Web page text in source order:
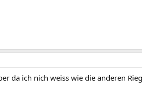
da ich nich weiss wie die anderen